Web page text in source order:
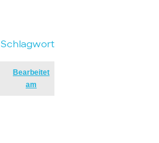
Schlagwort
Bearbeitet
am